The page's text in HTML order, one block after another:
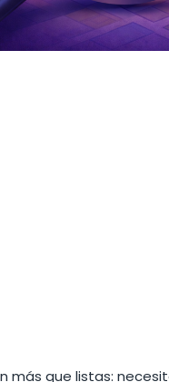
más que listas: